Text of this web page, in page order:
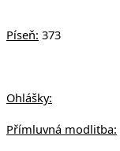
Píseň: 373
Ohlášky:
Přímluvná modlitba: